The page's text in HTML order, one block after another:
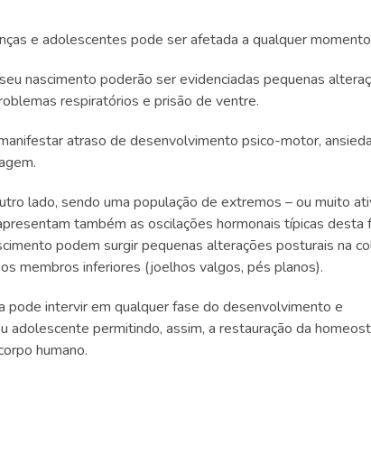
e adolescentes pode ser afetada a qualquer
nascimento poderão ser evidenciadas pequenas
respiratórios e prisão de ventre.
atraso de desenvolvimento psico-motor,
lado, sendo uma população de extremos – ou muito
também as oscilações hormonais típicas desta
podem surgir pequenas alterações posturais na
membros inferiores (joelhos valgos, pés planos).
pode intervir em qualquer fase do desenvolvimento e
adolescente permitindo, assim, a restauração da
humano.